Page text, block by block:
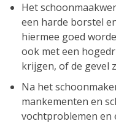
Het
een harde borstel
hiermee goed
ook met een
krijgen, of de gevel
Na het
mankementen en
vochtproblemen en